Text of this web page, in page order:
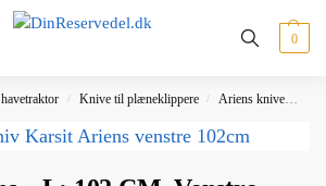
0
/ Knive til plæneklippere / Ariens knive